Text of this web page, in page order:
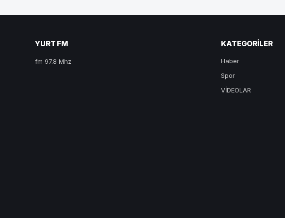
YURT FM
fm 97.8 Mhz
KATEGORILER
Haber
Spor
VİDEOLAR